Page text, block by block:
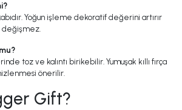
Yoğun işleme dekoratif değerini artırır
değişmez.
toz ve kalıntı birikebilir. Yumuşak kıllı fırça
önerilir.
Gift?